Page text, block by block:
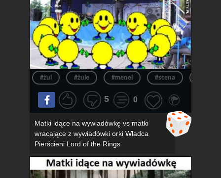
#żul #żule #menel #scena
5 0
Matki idące na wywiadówkę vs matki
wracające z wywiadówki orki Władca
Pierścieni Lord of the Rings